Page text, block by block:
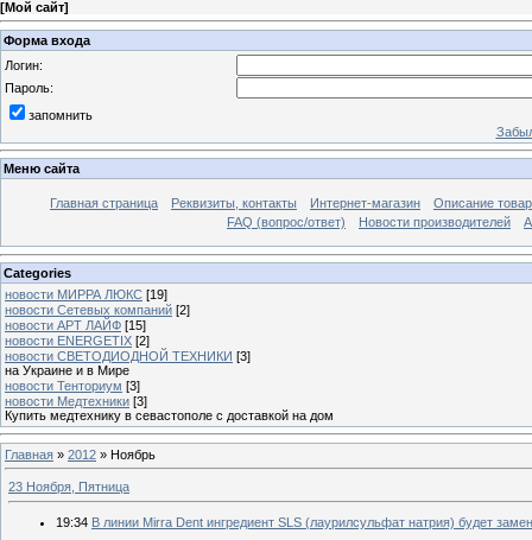
[Мой сайт]
Форма входа
Логин:
Пароль:
запомнить
Меню сайта
Главная страница Реквизиты, контакты Интернет-магазин
Описание
FAQ (вопрос/ответ)
Новости производителей
Categories
новости МИРРА ЛЮКС [19]
новости Сетевых компаний [2]
новости АРТ ЛАЙФ [15]
новости ENERGETIX [2]
новости СВЕТОДИОДНОЙ ТЕХНИКИ [3]
на Украине и в Мире
новости Тенториум [3]
новости Медтехники [3]
Купить медтехнику в севастополе с доставкой на дом
Главная » 2012 » Ноябрь
23 Ноября, Пятница
19:34 В линии Mirra Dent ингредиент SLS (лаурилсульфат натрия) будет